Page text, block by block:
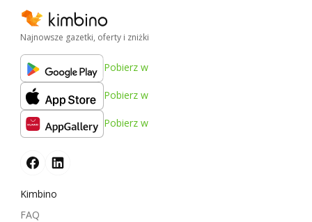
Najnowsze gazetki, oferty i zniżki
Pobierz w
Pobierz w
Pobierz w
Kimbino
FAQ